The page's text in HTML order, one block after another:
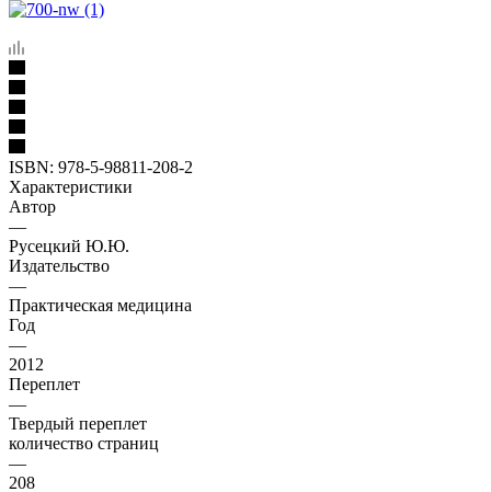
ISBN: 978-5-98811-208-2
Характеристики
Автор
—
Русецкий Ю.Ю.
Издательство
—
Практическая медицина
Год
—
2012
Переплет
—
Твердый переплет
количество страниц
—
208